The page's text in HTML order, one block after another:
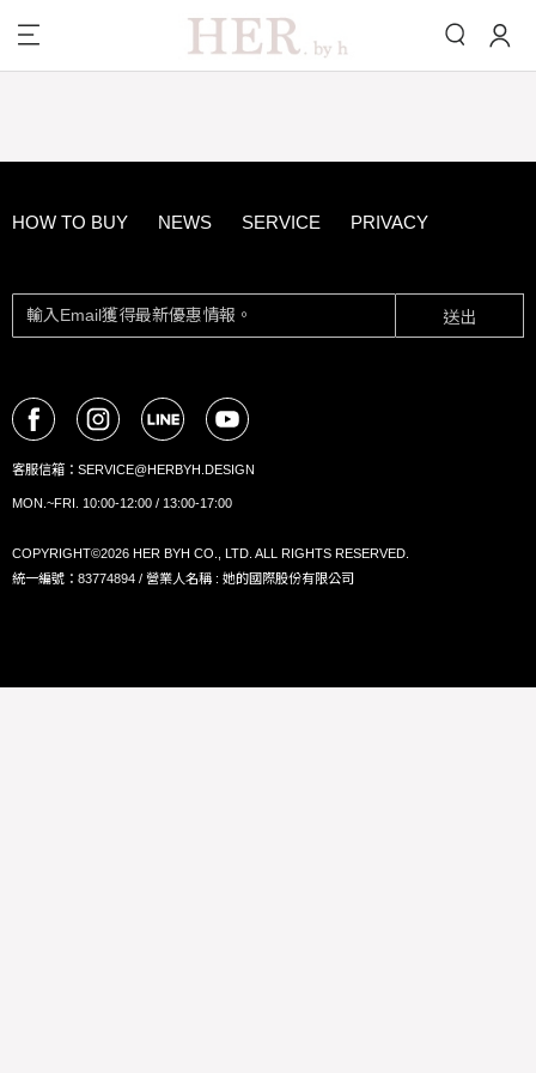
HOW TO BUY NEWS SERVICE PRIVACY
送出
客服信箱： SERVICE@HERBYH.DESIGN
MON.~FRI. 10:00-12:00 / 13:00-17:00
COPYRIGHT©2026 HER BYH CO., LTD. ALL RIGHTS RESERVED.
統一編號：83774894 / 營業人名稱 : 她的國際股份有限公司